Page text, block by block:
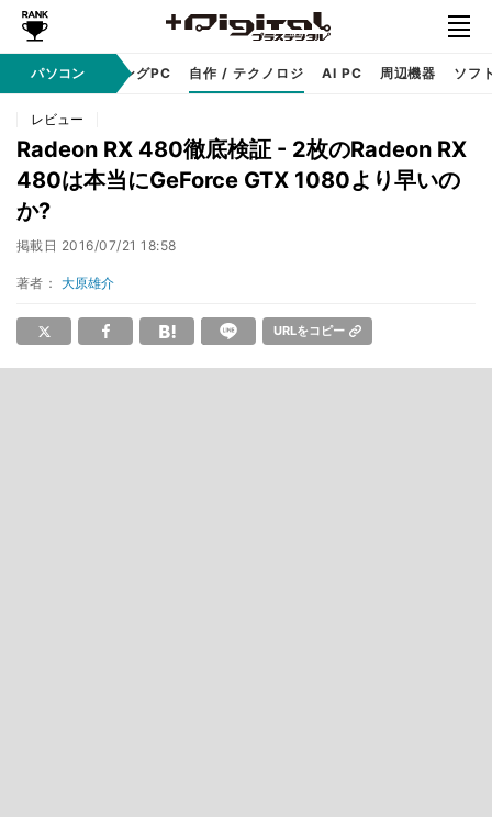
パソコン
PC本体 ゲーミングPC 自作 / テクノロジ AI PC 周辺機器 ソフ
レビュー
Radeon RX 480徹底検証 - 2枚のRadeon RX
480は本当にGeForce GTX 1080より早いの
か?
掲載日 2016/07/21 18:58
著者： 大原雄介
URLをコピー